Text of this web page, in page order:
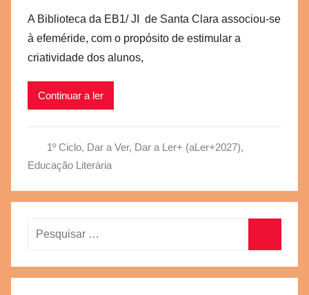
r
a
c
A Biblioteca da EB1/ JI de Santa Clara associou-se
à efeméride, com o propósito de estimular a
criatividade dos alunos,
Continuar a ler
1º Ciclo, Dar a Ver, Dar a Ler+ (aLer+2027),
Educação Literária
Pesquisar